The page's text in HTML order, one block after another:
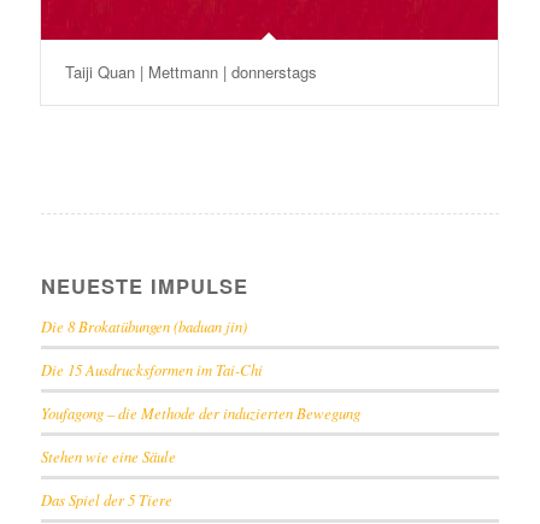
Taiji Quan | Mettmann | donnerstags
NEUESTE IMPULSE
Die 8 Brokatübungen (baduan jin)
Die 15 Ausdrucksformen im Tai-Chi
Youfagong – die Methode der induzierten Bewegung
Stehen wie eine Säule
Das Spiel der 5 Tiere